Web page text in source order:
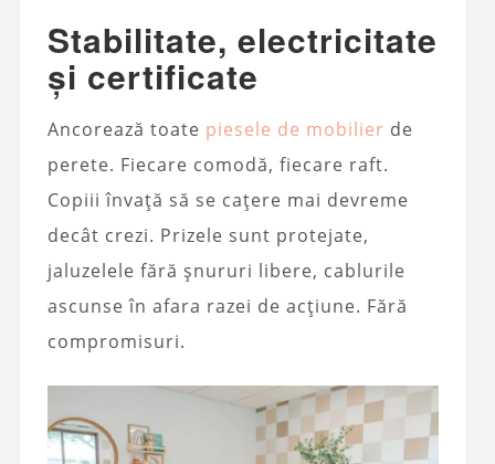
Stabilitate, electricitate
și certificate
Ancorează toate piesele de mobilier de
perete. Fiecare comodă, fiecare raft.
Copiii învață să se cațere mai devreme
decât crezi. Prizele sunt protejate,
jaluzelele fără șnururi libere, cablurile
ascunse în afara razei de acțiune. Fără
compromisuri.